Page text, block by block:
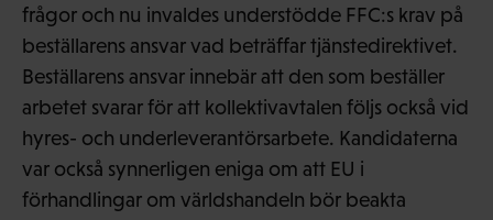
frågor och nu invaldes understödde FFC:s krav på
beställarens ansvar vad beträffar tjänstedirektivet.
Beställarens ansvar innebär att den som beställer
arbetet svarar för att kollektivavtalen följs också vid
hyres- och underleverantörsarbete. Kandidaterna
var också synnerligen eniga om att EU i
förhandlingar om världshandeln bör beakta